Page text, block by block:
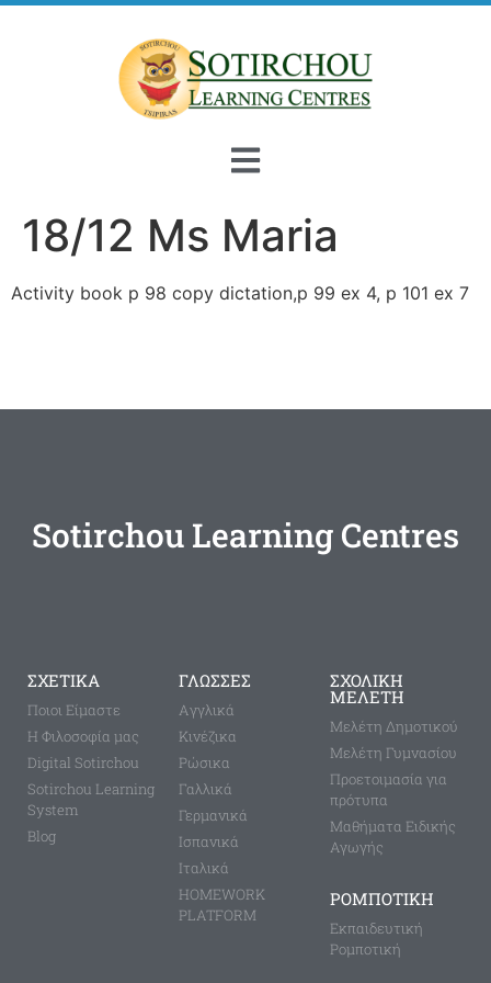
18/12 Ms Maria
Activity book p 98 copy dictation,p 99 ex 4, p 101 ex 7
Sotirchou Learning Centres
ΣΧΕΤΙΚΑ
Ποιοι Είμαστε
Η Φιλοσοφία μας
Digital Sotirchou
Sotirchou Learning
System
Blog
ΓΛΩΣΣΕΣ
Aγγλικά
Κινέζικα
Ρώσικα
Γαλλικά
Γερμανικά
Ισπανικά
Ιταλικά
HOMEWORK
PLATFORM
ΣΧΟΛΙΚΗ
ΜΕΛΕΤΗ
Μελέτη Δημοτικού
Μελέτη Γυμνασίου
Προετοιμασία για
πρότυπα
Μαθήματα Ειδικής
Αγωγής
ΡΟΜΠΟΤΙΚΗ
Εκπαιδευτική
Ρομποτική